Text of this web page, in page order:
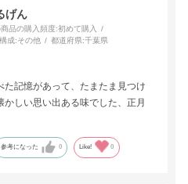
げん
商品の購入頻度:初めて購入
成:その他 都道府県:千葉県
記憶があって、たまたま見つけ
しい思い出ある味でした、正月
参考になった 0 Like! 0